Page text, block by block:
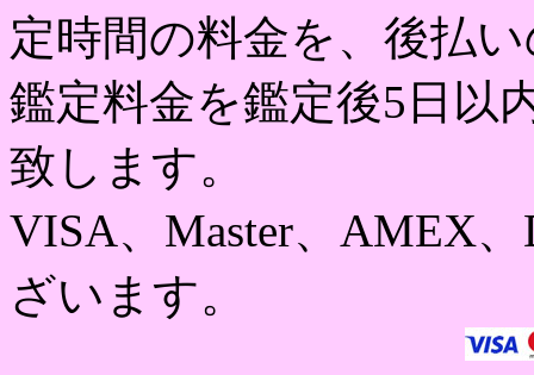
定時間の料金を、後払
鑑定料金を鑑定後5日以
致します。
VISA、Master、AMEX
ざいます。